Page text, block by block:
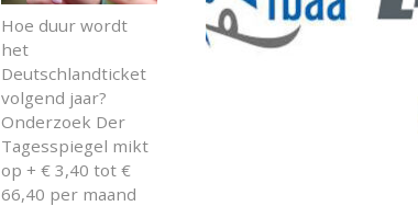
Hoe duur wordt
het
Deutschlandticket
volgend jaar?
Onderzoek Der
Tagesspiegel mikt
op + € 3,40 tot €
66,40 per maand